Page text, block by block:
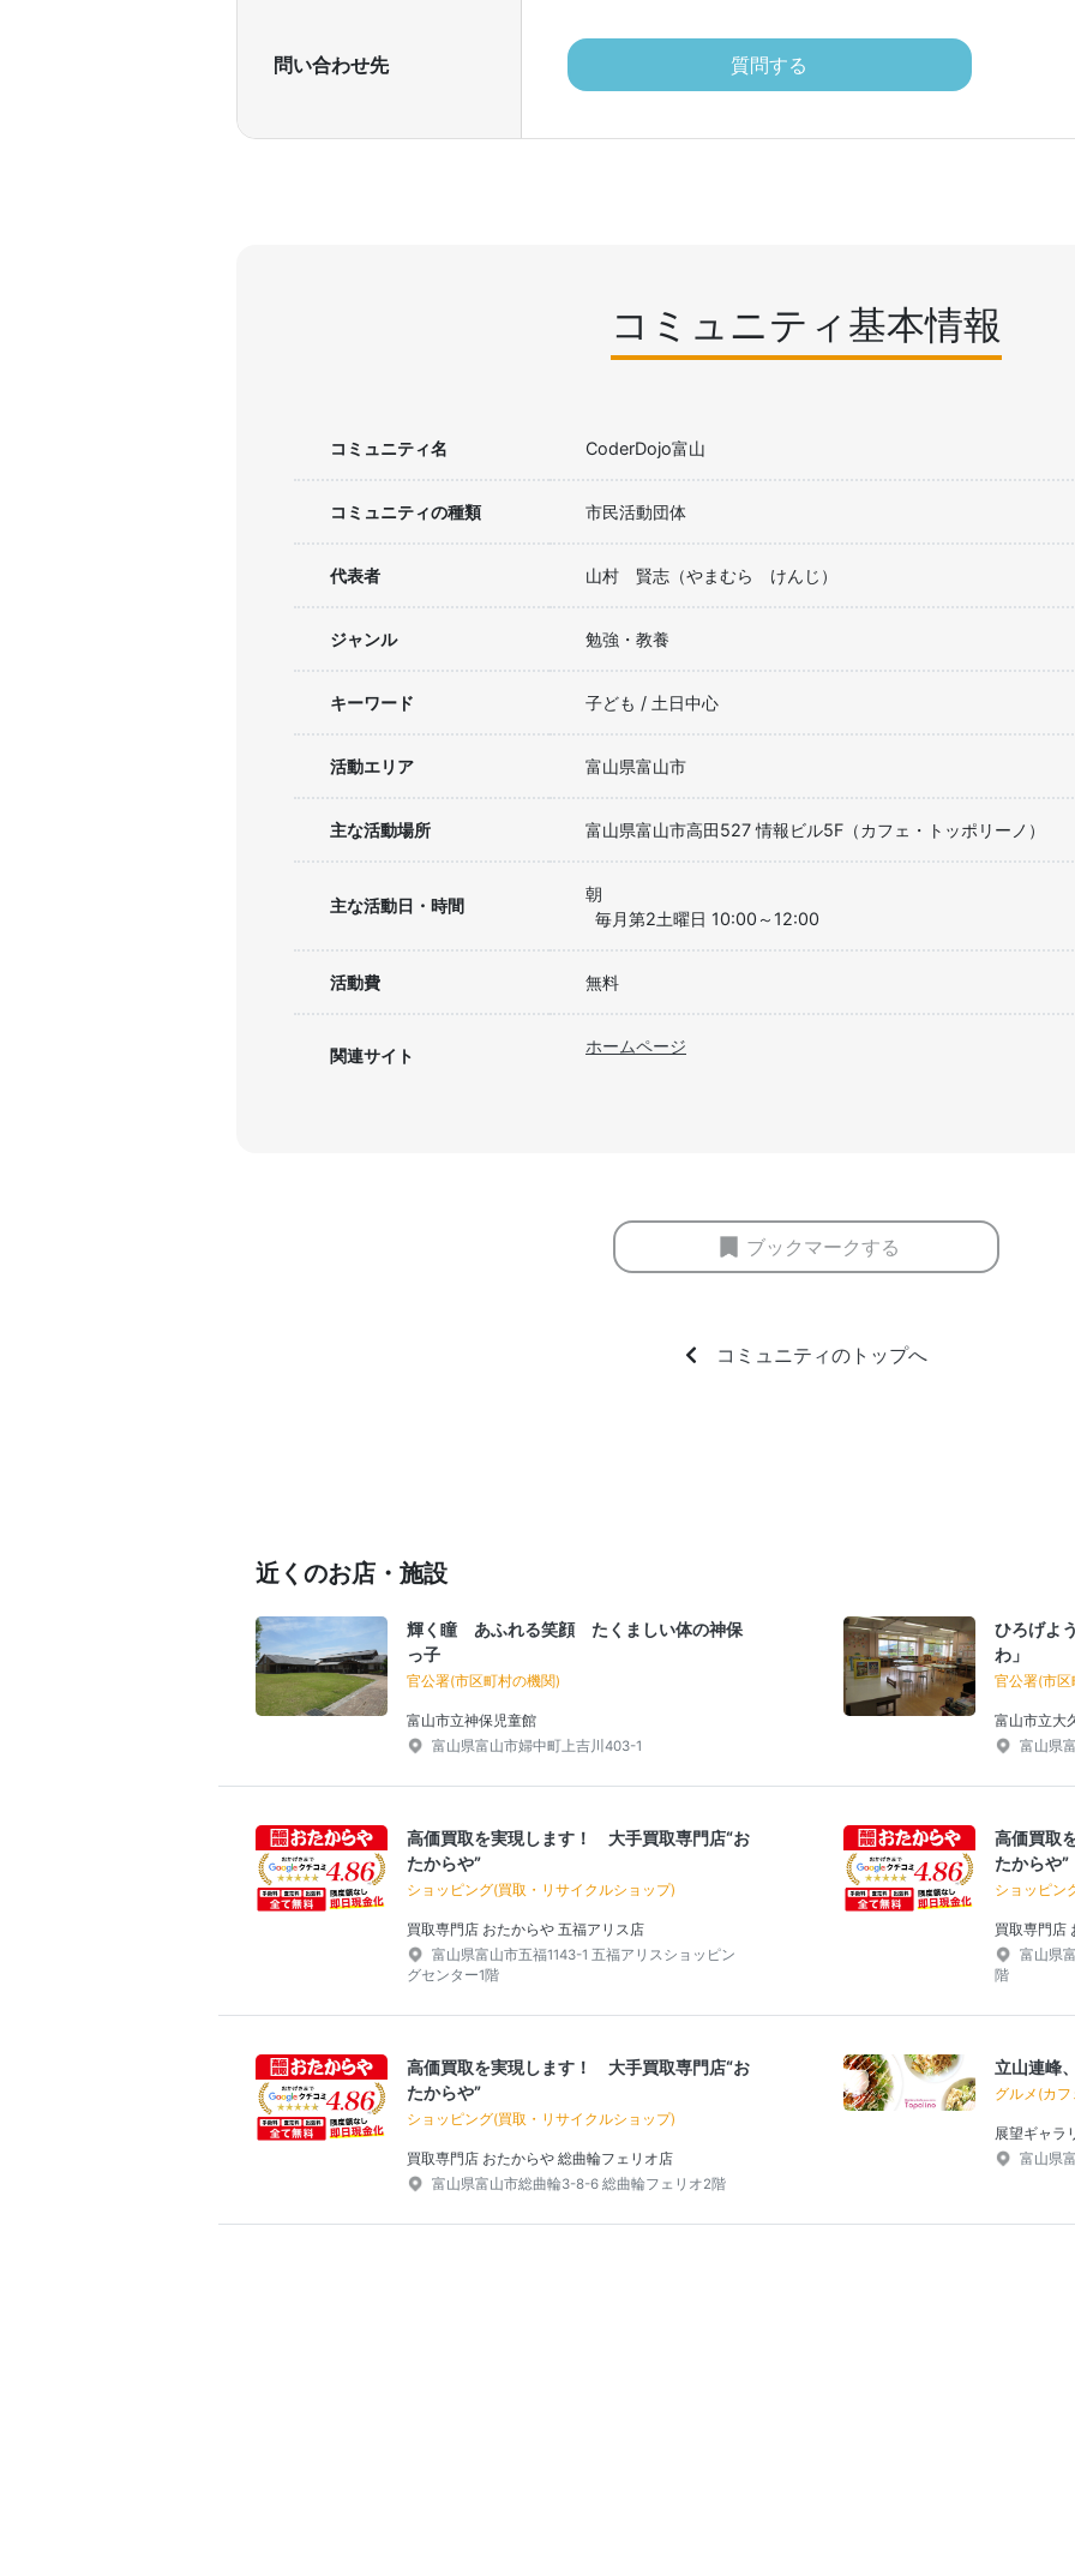
問い合わせ先 質問する
コミュニティ基本情報
コミュニティ名 CoderDojo富山
コミュニティの種類 市民活動団体
代表者 山村 賢志（やまむら けんじ）
ジャンル 勉強・教養
キーワード 子ども / 土日中心
活動エリア 富山県富山市
主な活動場所 富山県富山市高田527 情報ビル5F（カフェ・トッポリーノ）
主な活動日・時間
朝
毎月第2土曜日 10:00～12:00
活動費 無料
関連サイト ホームページ
ブックマークする
コミュニティのトップへ
近くのお店・施設
輝く瞳 あふれる笑顔 たくましい体の神保
っ子
官公署(市区町村の機関)
富山市立神保児童館
富山県富山市婦中町上吉川403-1
ひろげよ
わ」
官公署(市
富山市立大
富山県
高価買取を実現します！ 大手買取専門店“お
たからや”
ショッピング(買取・リサイクルショップ)
買取専門店 おたからや 五福アリス店
富山県富山市五福1143-1 五福アリスショッピン
グセンター1階
高価買取
たからや”
ショッピン
買取専門店
富山県
階
高価買取を実現します！ 大手買取専門店“お
たからや”
ショッピング(買取・リサイクルショップ)
買取専門店 おたからや 総曲輪フェリオ店
富山県富山市総曲輪3-8-6 総曲輪フェリオ2階
立山連峰
グルメ(カ
展望ギャラ
富山県